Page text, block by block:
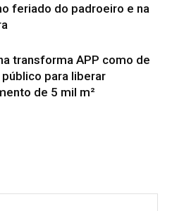
feriado do padroeiro e na
transforma APP como de
para liberar
de 5 mil m²